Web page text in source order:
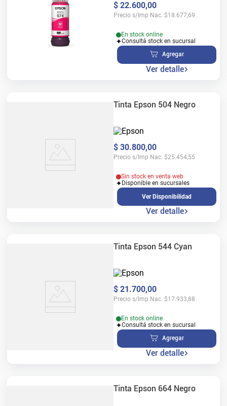
$ 22.600,00
Precio s/Imp Nac. $18.677,69
En stock online
Consultá stock en sucursal
Agregar
Ver detalle
Tinta Epson 504 Negro
$ 30.800,00
Precio s/Imp Nac. $25.454,55
Sin stock en venta web
Disponible en sucursales
Ver Disponibilidad
Ver detalle
Tinta Epson 544 Cyan
$ 21.700,00
Precio s/Imp Nac. $17.933,88
En stock online
Consultá stock en sucursal
Agregar
Ver detalle
Tinta Epson 664 Negro